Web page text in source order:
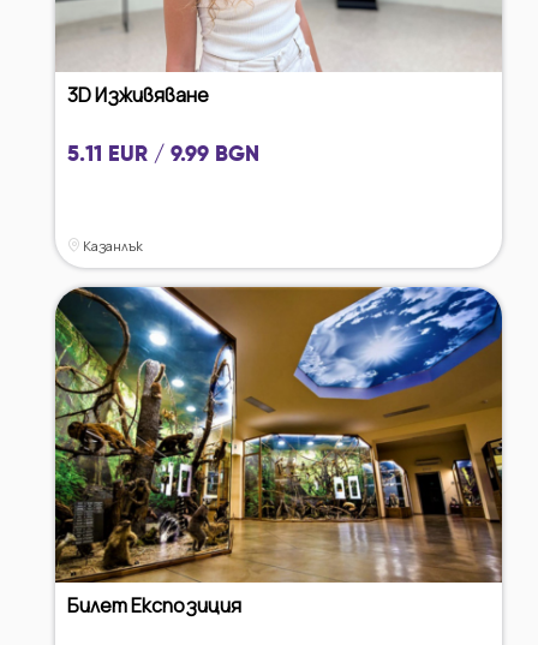
3D Изживяване
5.11 EUR / 9.99 BGN
Казанлък
Билет Експозиция